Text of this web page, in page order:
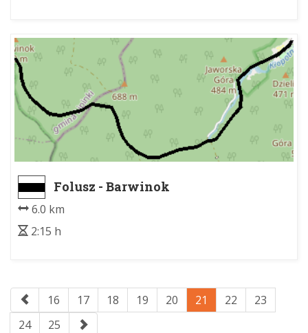
Folusz - Barwinok
6.0 km
2:15 h
16 17 18 19 20 21 22
23
24
25